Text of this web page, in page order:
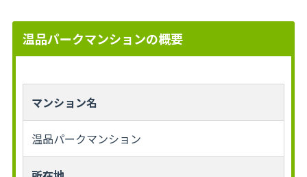
温品パークマンションの概要
マンション名
温品パークマンション